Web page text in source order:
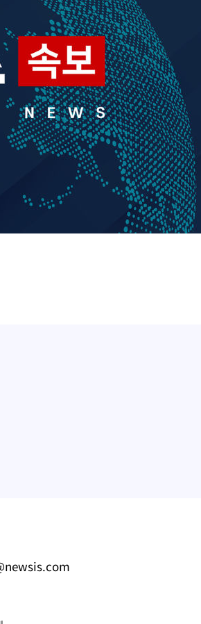
1
이승기 측 "차
반환은 고도의
벌 원해"
2
정보석 "황정
었는데…"
3
아이유, 장기
일상 공개